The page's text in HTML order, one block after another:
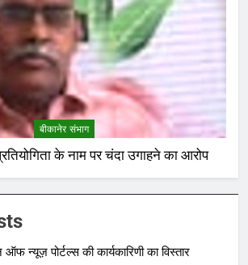
बीकानेर संभाग
के नाम पर चंदा उगाहने का आरोप
न्यूज़ पोर्टल्स की कार्यकारिणी का विस्तार